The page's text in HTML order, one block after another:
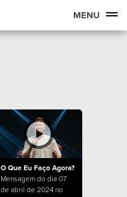
MENU
O Que Eu Faço Agora?
Mensagem do dia 07
de abril de 2024 no